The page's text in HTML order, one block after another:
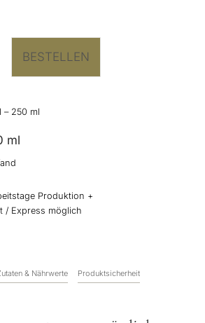
BESTELLEN
– 250 ml
ml
Produktion +
/ Express möglich
& Nährwerte Produktsicherheit